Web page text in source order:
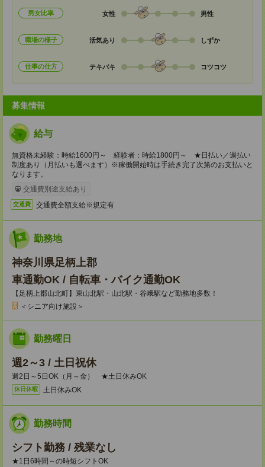
男女比率 女性 男性
職場の様子 活気あり しずか
仕事の仕方 テキパキ コツコツ
募集情報
給与
無資格未経験：時給1600円～ 経験者：時給1800円～ ★日払い／週払い
制度あり（月払いも選べます）※稼働開始時は手続き完了次第のお支払いと
なります。
交通費別途支給あり
交通費 交通費全額支給※規定有
勤務地
神奈川県足柄上郡
車通勤OK / 自転車・バイク通勤OK
【足柄上郡山北町】東山北駅・山北駅・谷峨駅など勤務地多数！
＜シニア向け施設＞
勤務曜日
週2～3 / 土日祝休
週2日～5日OK（月～金） ★土日休みOK
休日休暇 土日休みOK
勤務時間
シフト勤務 / 残業なし
★1日6時間～の時短シフトOK